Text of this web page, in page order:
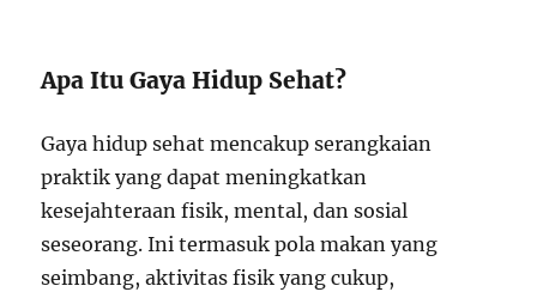
Apa Itu Gaya Hidup Sehat?
Gaya hidup sehat mencakup serangkaian
praktik yang dapat meningkatkan
kesejahteraan fisik, mental, dan sosial
seseorang. Ini termasuk pola makan yang
seimbang, aktivitas fisik yang cukup,